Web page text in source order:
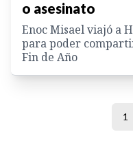
o asesinato
Enoc Misael viajó a
para poder
Fin de Año
1